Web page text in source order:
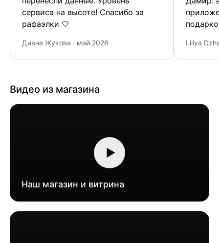
сервиса на высоте! Спасибо за
рафаэлки 🤍
Диана Жукова · май 2026 Liliya
Видео из магазина
Наш магазин и витрина